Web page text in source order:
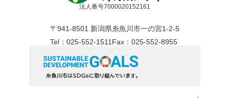
法人番号7000020152161
〒941-8501 新潟県糸魚川市一の宮1-2-5
Tel：025-552-1511 Fax：025-552-8955